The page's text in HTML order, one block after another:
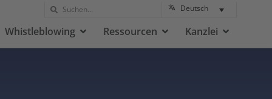
Deutsch
Whistleblowing Ressourcen Kanzlei